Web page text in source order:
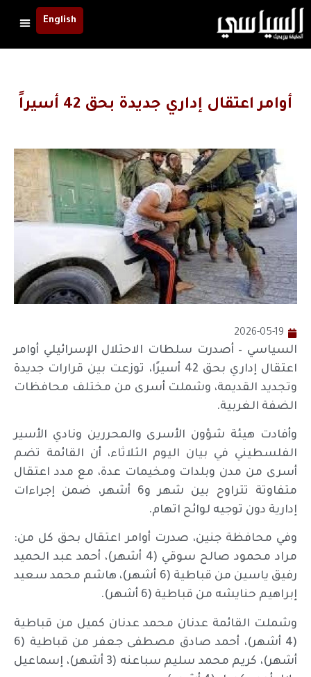
English
أوامر اعتقال إداري جديدة بحق 42 أسيراً
2026-05-19
السياسي – أصدرت سلطات الاحتلال الإسرائيلي أوامر
اعتقال إداري بحق 42 أسيرًا، توزعت بين قرارات جديدة
وتجديد القديمة، وشملت أسرى من مختلف محافظات
الضفة الغربية.
وأفادت هيئة شؤون الأسرى والمحررين ونادي الأسير
الفلسطيني في بيان اليوم الثلاثاء، أن القائمة تضم
أسرى من مدن وبلدات ومخيمات عدة، مع مدد اعتقال
متفاوتة تتراوح بين شهر و6 أشهر، ضمن إجراءات
إدارية دون توجيه لوائح اتهام.
وفي محافظة جنين، صدرت أوامر اعتقال بحق كل من:
مراد محمود صالح سوقي (4 أشهر)، أحمد عبد الحميد
رفيق ياسين من قباطية (6 أشهر)، هاشم محمد سعيد
إبراهيم حنايشه من قباطية (6 أشهر).
وشملت القائمة عدنان محمد عدنان كميل من قباطية
(4 أشهر)، أحمد صادق مصطفى جعفر من قباطية (6
أشهر)، كريم محمد سليم سباعنه (3 أشهر)، إسماعيل